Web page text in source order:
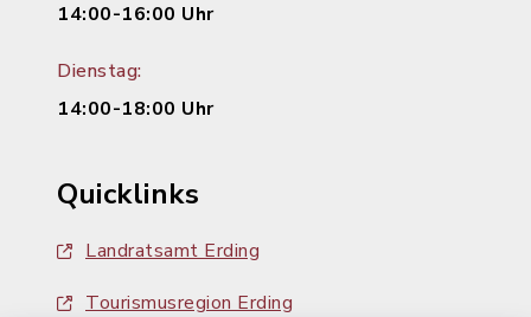
14:00-16:00 Uhr
Dienstag:
14:00-18:00 Uhr
Quicklinks
Landratsamt Erding
Tourismusregion Erding